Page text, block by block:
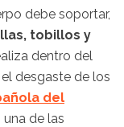
debe soportar,
tobillos y
dentro del
desgaste de los
del
de las